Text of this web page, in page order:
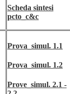
Scheda sintesi
pcto_c&c
Prova_simul. 1.1
Prova_simul. 1.2
Prove_simul. 2.1 -